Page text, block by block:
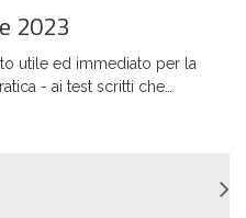
2023
utile ed immediato per la
- ai test scritti che…